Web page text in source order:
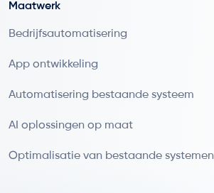
Maatwerk
Bedrijfsautomatisering
App ontwikkeling
Automatisering bestaande systeem
AI oplossingen op maat
Optimalisatie van bestaande systemen